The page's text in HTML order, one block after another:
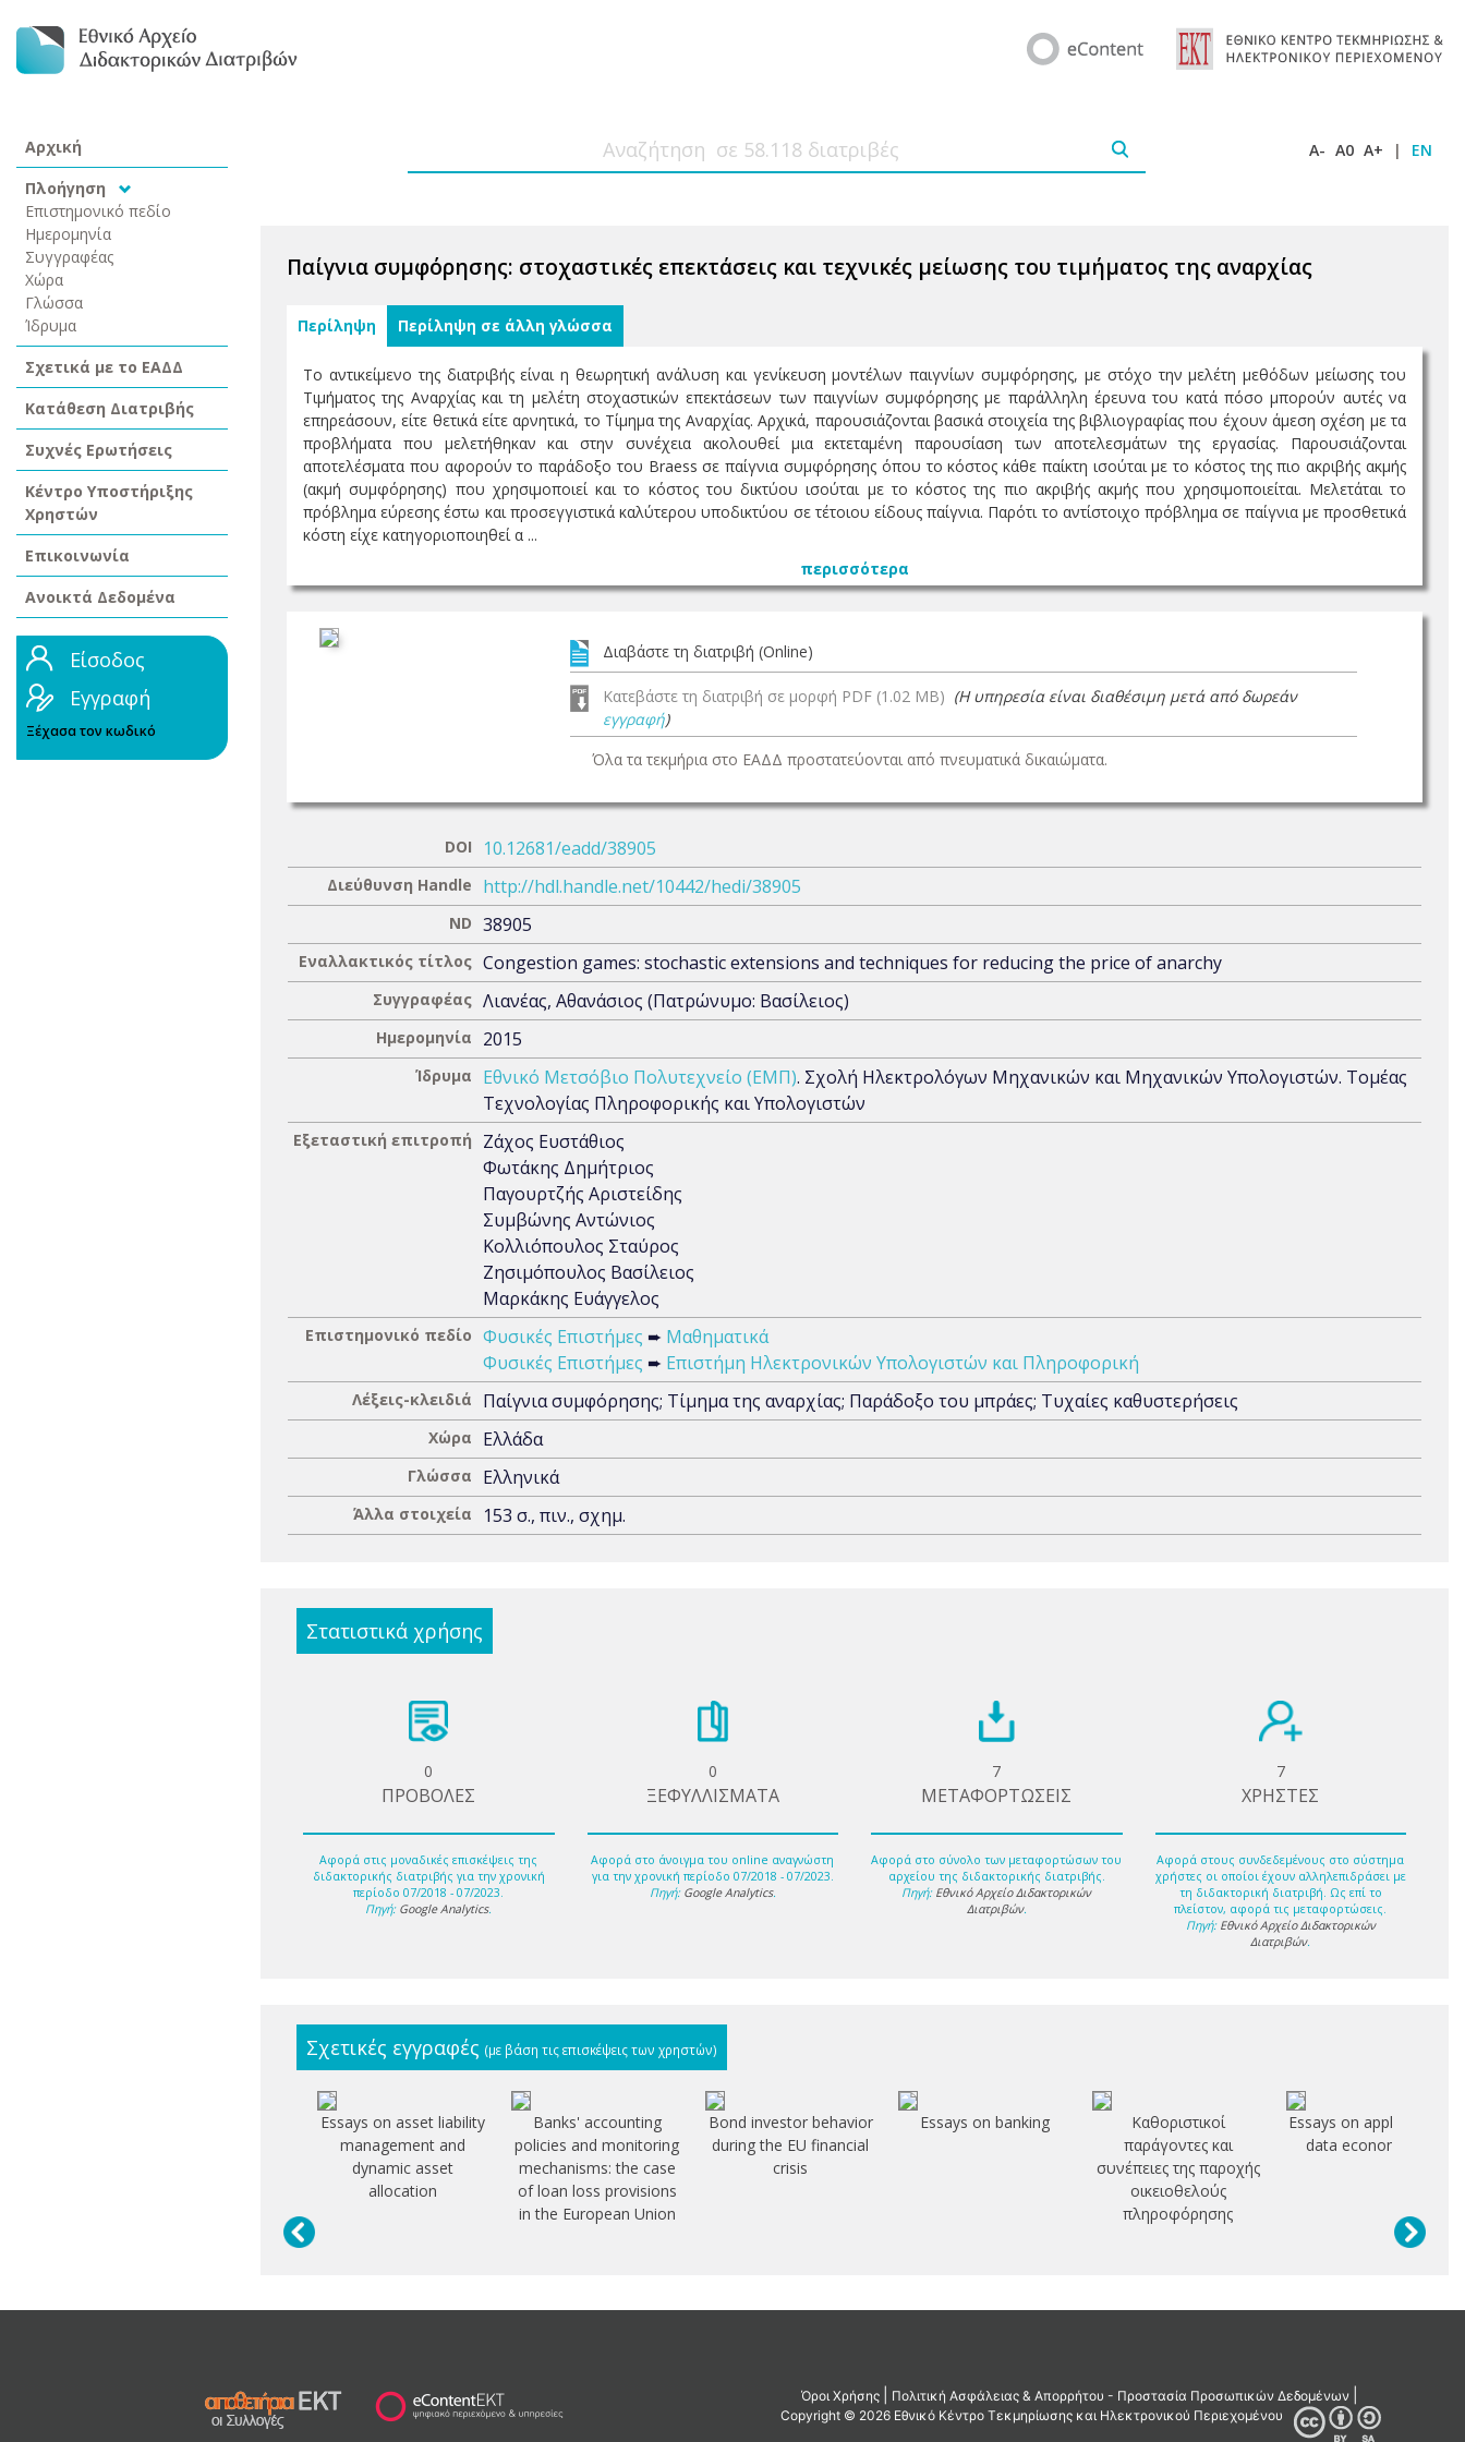
Αρχική
Πλοήγηση
Επιστημονικό πεδίο
Ημερομηνία
Συγγραφέας
Χώρα
Γλώσσα
Ίδρυμα
Σχετικά με το ΕΑΔΔ
Κατάθεση Διατριβής
Συχνές Ερωτήσεις
Κέντρο Υποστήριξης
Χρηστών
Επικοινωνία
Ανοικτά Δεδομένα
Είσοδος
Εγγραφή
Ξέχασα τον κωδικό
A- A0 A+ | EN
Παίγνια συμφόρησης: στοχαστικές επεκτάσεις και τεχνικές μείωσης του τιμήματος της αναρχίας
Περίληψη Περίληψη σε άλλη γλώσσα
Το αντικείμενο της διατριβής είναι η θεωρητική ανάλυση και γενίκευση μοντέλων παιγνίων συμφόρησης, με στόχο την μελέτη μεθόδων μείωσης του
Τιμήματος της Αναρχίας και τη μελέτη στοχαστικών επεκτάσεων των παιγνίων συμφόρησης με παράλληλη έρευνα του κατά πόσο μπορούν αυτές να
επηρεάσουν, είτε θετικά είτε αρνητικά, το Τίμημα της Αναρχίας. Αρχικά, παρουσιάζονται βασικά στοιχεία της βιβλιογραφίας που έχουν άμεση σχέση με τα
προβλήματα που μελετήθηκαν και στην συνέχεια ακολουθεί μια εκτεταμένη παρουσίαση των αποτελεσμάτων της εργασίας. Παρουσιάζονται
αποτελέσματα που αφορούν το παράδοξο του Braess σε παίγνια συμφόρησης όπου το κόστος κάθε παίκτη ισούται με το κόστος της πιο ακριβής ακμής
(ακμή συμφόρησης) που χρησιμοποιεί και το κόστος του δικτύου ισούται με το κόστος της πιο ακριβής ακμής που χρησιμοποιείται. Μελετάται το
πρόβλημα εύρεσης έστω και προσεγγιστικά καλύτερου υποδικτύου σε τέτοιου είδους παίγνια. Παρότι το αντίστοιχο πρόβλημα σε παίγνια με προσθετικά
κόστη είχε κατηγοριοποιηθεί α ...
περισσότερα
Διαβάστε τη διατριβή (Online)
Κατεβάστε τη διατριβή σε μορφή PDF (1.02 MB) (Η υπηρεσία είναι διαθέσιμη μετά από δωρεάν
εγγραφή)
Όλα τα τεκμήρια στο ΕΑΔΔ προστατεύονται από πνευματικά δικαιώματα.
DOI 10.12681/eadd/38905
Διεύθυνση Handle http://hdl.handle.net/10442/hedi/38905
ND 38905
Εναλλακτικός τίτλος Congestion games: stochastic extensions and techniques for reducing the price of anarchy
Συγγραφέας Λιανέας, Αθανάσιος (Πατρώνυμο: Βασίλειος)
Ημερομηνία 2015
Ίδρυμα Εθνικό Μετσόβιο Πολυτεχνείο (ΕΜΠ). Σχολή Ηλεκτρολόγων Μηχανικών και Μηχανικών Υπολογιστών. Τομέας
Τεχνολογίας Πληροφορικής και Υπολογιστών
Εξεταστική επιτροπή
Ζάχος Ευστάθιος
Φωτάκης Δημήτριος
Παγουρτζής Αριστείδης
Συμβώνης Αντώνιος
Κολλιόπουλος Σταύρος
Ζησιμόπουλος Βασίλειος
Μαρκάκης Ευάγγελος
Επιστημονικό πεδίο Φυσικές Επιστήμες ➨ Μαθηματικά
Φυσικές Επιστήμες ➨ Επιστήμη Ηλεκτρονικών Υπολογιστών και Πληροφορική
Λέξεις-κλειδιά Παίγνια συμφόρησης; Τίμημα της αναρχίας; Παράδοξο του μπράες; Τυχαίες καθυστερήσεις
Χώρα Ελλάδα
Γλώσσα Ελληνικά
Άλλα στοιχεία 153 σ., πιν., σχημ.
Στατιστικά χρήσης
0
ΠΡΟΒΟΛΕΣ
Αφορά στις μοναδικές επισκέψεις της
διδακτορικής διατριβής για την χρονική
περίοδο 07/2018 - 07/2023.
Πηγή: Google Analytics.
0
ΞΕΦΥΛΛΙΣΜΑΤΑ
Αφορά στο άνοιγμα του online αναγνώστη
για την χρονική περίοδο 07/2018 - 07/2023.
Πηγή: Google Analytics.
7
ΜΕΤΑΦΟΡΤΩΣΕΙΣ
Αφορά στο σύνολο των μεταφορτώσων του
αρχείου της διδακτορικής διατριβής.
Πηγή: Εθνικό Αρχείο Διδακτορικών
Διατριβών.
7
ΧΡΗΣΤΕΣ
Αφορά στους συνδεδεμένους στο σύστημα
χρήστες οι οποίοι έχουν αλληλεπιδράσει με
τη διδακτορική διατριβή. Ως επί το
πλείστον, αφορά τις μεταφορτώσεις.
Πηγή: Εθνικό Αρχείο Διδακτορικών
Διατριβών.
Σχετικές εγγραφές (με βάση τις επισκέψεις των χρηστών)
Essays on asset liability
management and
dynamic asset
allocation
Banks' accounting
policies and monitoring
mechanisms: the case
of loan loss provisions
in the European Union
Bond investor behavior
during the EU financial
crisis
Essays on banking
Καθοριστικοί
παράγοντες και
συνέπειες της παροχής
οικειοθελούς
πληροφόρησης
Essays on applied panel
data econometrics